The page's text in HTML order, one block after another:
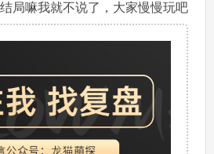
局嘛我就不说了，大家慢慢玩吧